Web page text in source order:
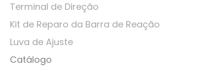
Terminal de Direção
Kit de Reparo da Barra de Reação
Luva de Ajuste
Catálogo